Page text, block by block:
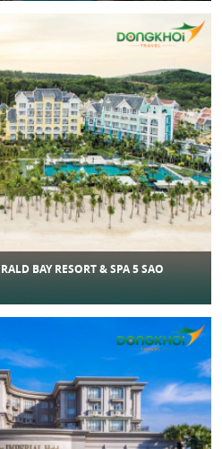
BAY RESORT & SPA 5 SAO